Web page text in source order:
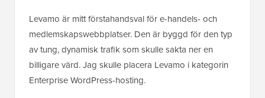
Levamo är mitt förstahandsval för e-handels- och
medlemskapswebbplatser. Den är byggd för den typ
av tung, dynamisk trafik som skulle sakta ner en
billigare värd. Jag skulle placera Levamo i kategorin
Enterprise WordPress-hosting.